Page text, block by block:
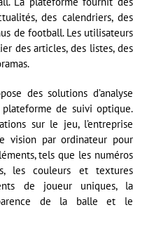
des calendriers, des
de football. Les utilisateurs
des articles, des listes, des
des solutions d’analyse
de suivi optique.
sur le jeu, l’entreprise
vision par ordinateur pour
tels que les numéros
les couleurs et textures
de joueur uniques, la
de la balle et le